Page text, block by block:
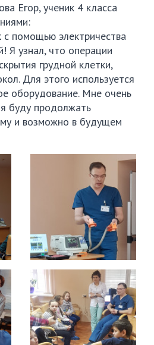
Егор, ученик 4 класса
помощью электричества
Я узнал, что операции
грудной клетки,
Для этого используется
оборудование. Мне очень
буду продолжать
и возможно в будущем